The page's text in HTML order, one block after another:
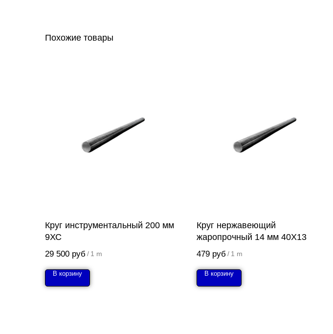
Похожие товары
Круг инструментальный 200 мм
9ХС
29 500 руб / 1 m
В корзину
Круг нержавеющий
жаропрочный 14 мм 40Х13
479 руб / 1 m
В корзину